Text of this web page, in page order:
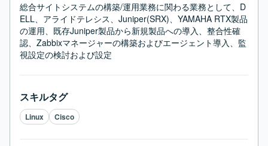
総合サイトシステムの構築/運用業務に関わる業務として、D
ELL、アライドテレシス、Juniper(SRX)、YAMAHA RTX製品
の運用、既存Juniper製品から新規製品への導入、整合性確
認、Zabbixマネージャーの構築およびエージェント導入、監
視設定の検討および設定
スキルタグ
Linux Cisco